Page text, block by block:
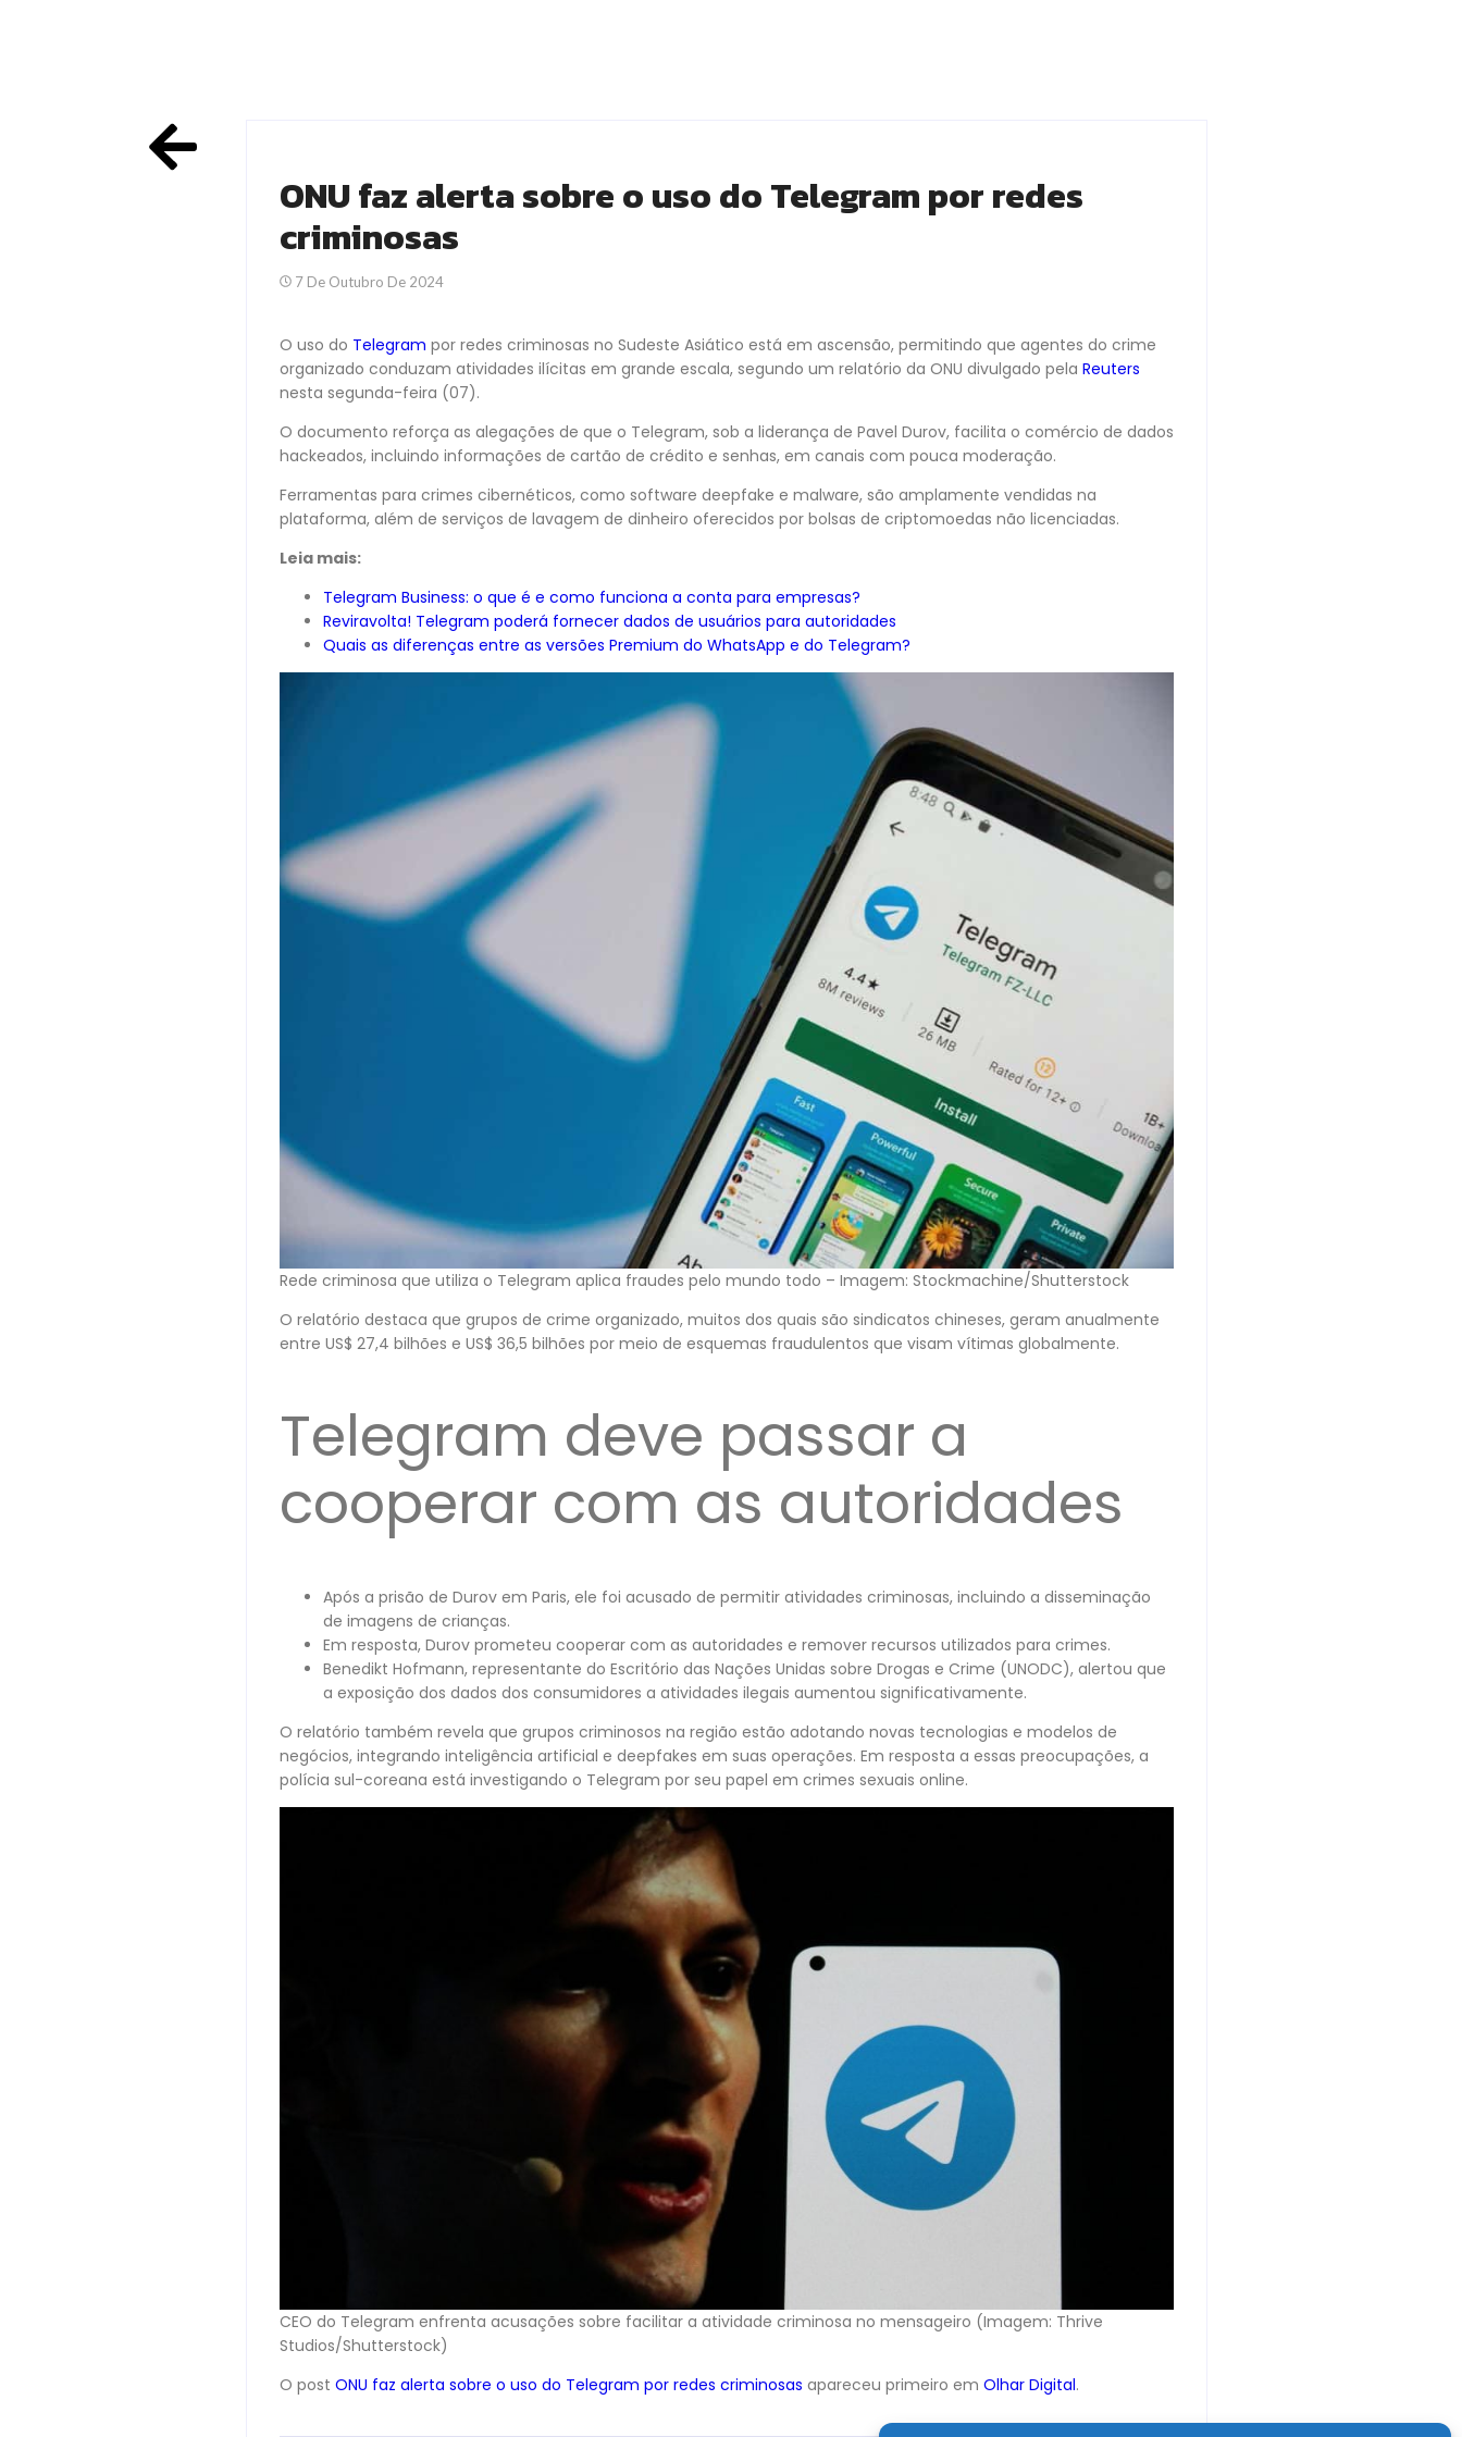
ONU faz alerta sobre o uso do Telegram por redes
criminosas
7 De Outubro De 2024
O uso do Telegram por redes criminosas no Sudeste Asiático está em ascensão, permitindo que agentes do crime
organizado conduzam atividades ilícitas em grande escala, segundo um relatório da ONU divulgado pela Reuters
nesta segunda-feira (07).
O documento reforça as alegações de que o Telegram, sob a liderança de Pavel Durov, facilita o comércio de dados
hackeados, incluindo informações de cartão de crédito e senhas, em canais com pouca moderação.
Ferramentas para crimes cibernéticos, como software deepfake e malware, são amplamente vendidas na
plataforma, além de serviços de lavagem de dinheiro oferecidos por bolsas de criptomoedas não licenciadas.
Leia mais:
Telegram Business: o que é e como funciona a conta para empresas?
Reviravolta! Telegram poderá fornecer dados de usuários para autoridades
Quais as diferenças entre as versões Premium do WhatsApp e do Telegram?
Rede criminosa que utiliza o Telegram aplica fraudes pelo mundo todo – Imagem: Stockmachine/Shutterstock
O relatório destaca que grupos de crime organizado, muitos dos quais são sindicatos chineses, geram anualmente
entre US$ 27,4 bilhões e US$ 36,5 bilhões por meio de esquemas fraudulentos que visam vítimas globalmente.
Telegram deve passar a
cooperar com as autoridades
Após a prisão de Durov em Paris, ele foi acusado de permitir atividades criminosas, incluindo a disseminação
de imagens de crianças.
Em resposta, Durov prometeu cooperar com as autoridades e remover recursos utilizados para crimes.
Benedikt Hofmann, representante do Escritório das Nações Unidas sobre Drogas e Crime (UNODC), alertou que
a exposição dos dados dos consumidores a atividades ilegais aumentou significativamente.
O relatório também revela que grupos criminosos na região estão adotando novas tecnologias e modelos de
negócios, integrando inteligência artificial e deepfakes em suas operações. Em resposta a essas preocupações, a
polícia sul-coreana está investigando o Telegram por seu papel em crimes sexuais online.
CEO do Telegram enfrenta acusações sobre facilitar a atividade criminosa no mensageiro (Imagem: Thrive
Studios/Shutterstock)
O post ONU faz alerta sobre o uso do Telegram por redes criminosas apareceu primeiro em Olhar Digital.